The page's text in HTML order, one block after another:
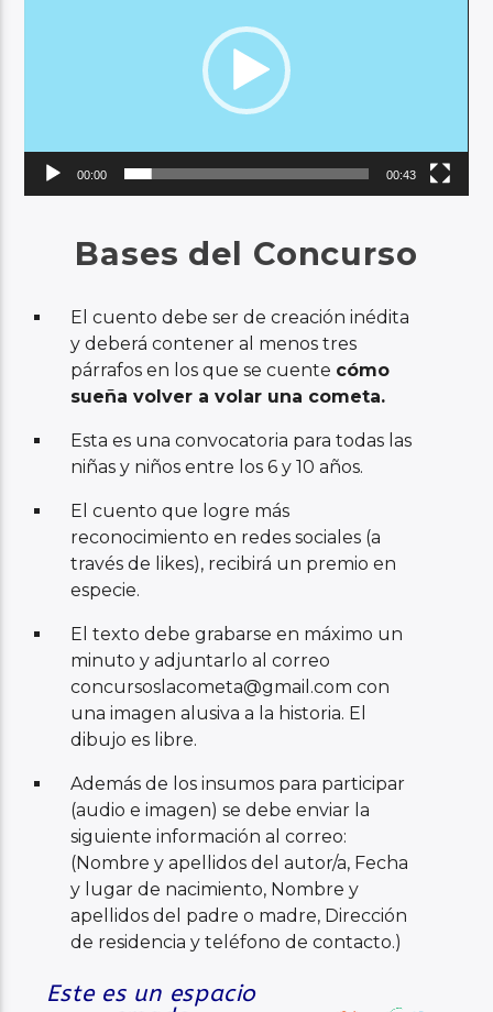
Audio en Vivo
00:00 00:43
Bases del Concurso
El cuento debe ser de creación inédita
y deberá contener al menos tres
párrafos en los que se cuente cómo
sueña volver a volar una cometa.
Esta es una convocatoria para todas las
niñas y niños entre los 6 y 10 años.
El cuento que logre más
reconocimiento en redes sociales (a
través de likes), recibirá un premio en
especie.
El texto debe grabarse en máximo un
minuto y adjuntarlo al correo
concursoslacometa@gmail.com con
una imagen alusiva a la historia. El
dibujo es libre.
Además de los insumos para participar
(audio e imagen) se debe enviar la
siguiente información al correo:
(Nombre y apellidos del autor/a, Fecha
y lugar de nacimiento, Nombre y
apellidos del padre o madre, Dirección
de residencia y teléfono de contacto.)
Este es un espacio